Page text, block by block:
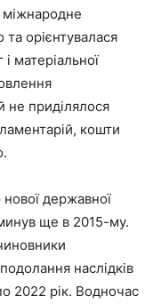
міжнародне
орієнтувалася
матеріальної
не приділялося
кошти
державної
ще в 2015-му.
наслідків
2022 рік. Водночас